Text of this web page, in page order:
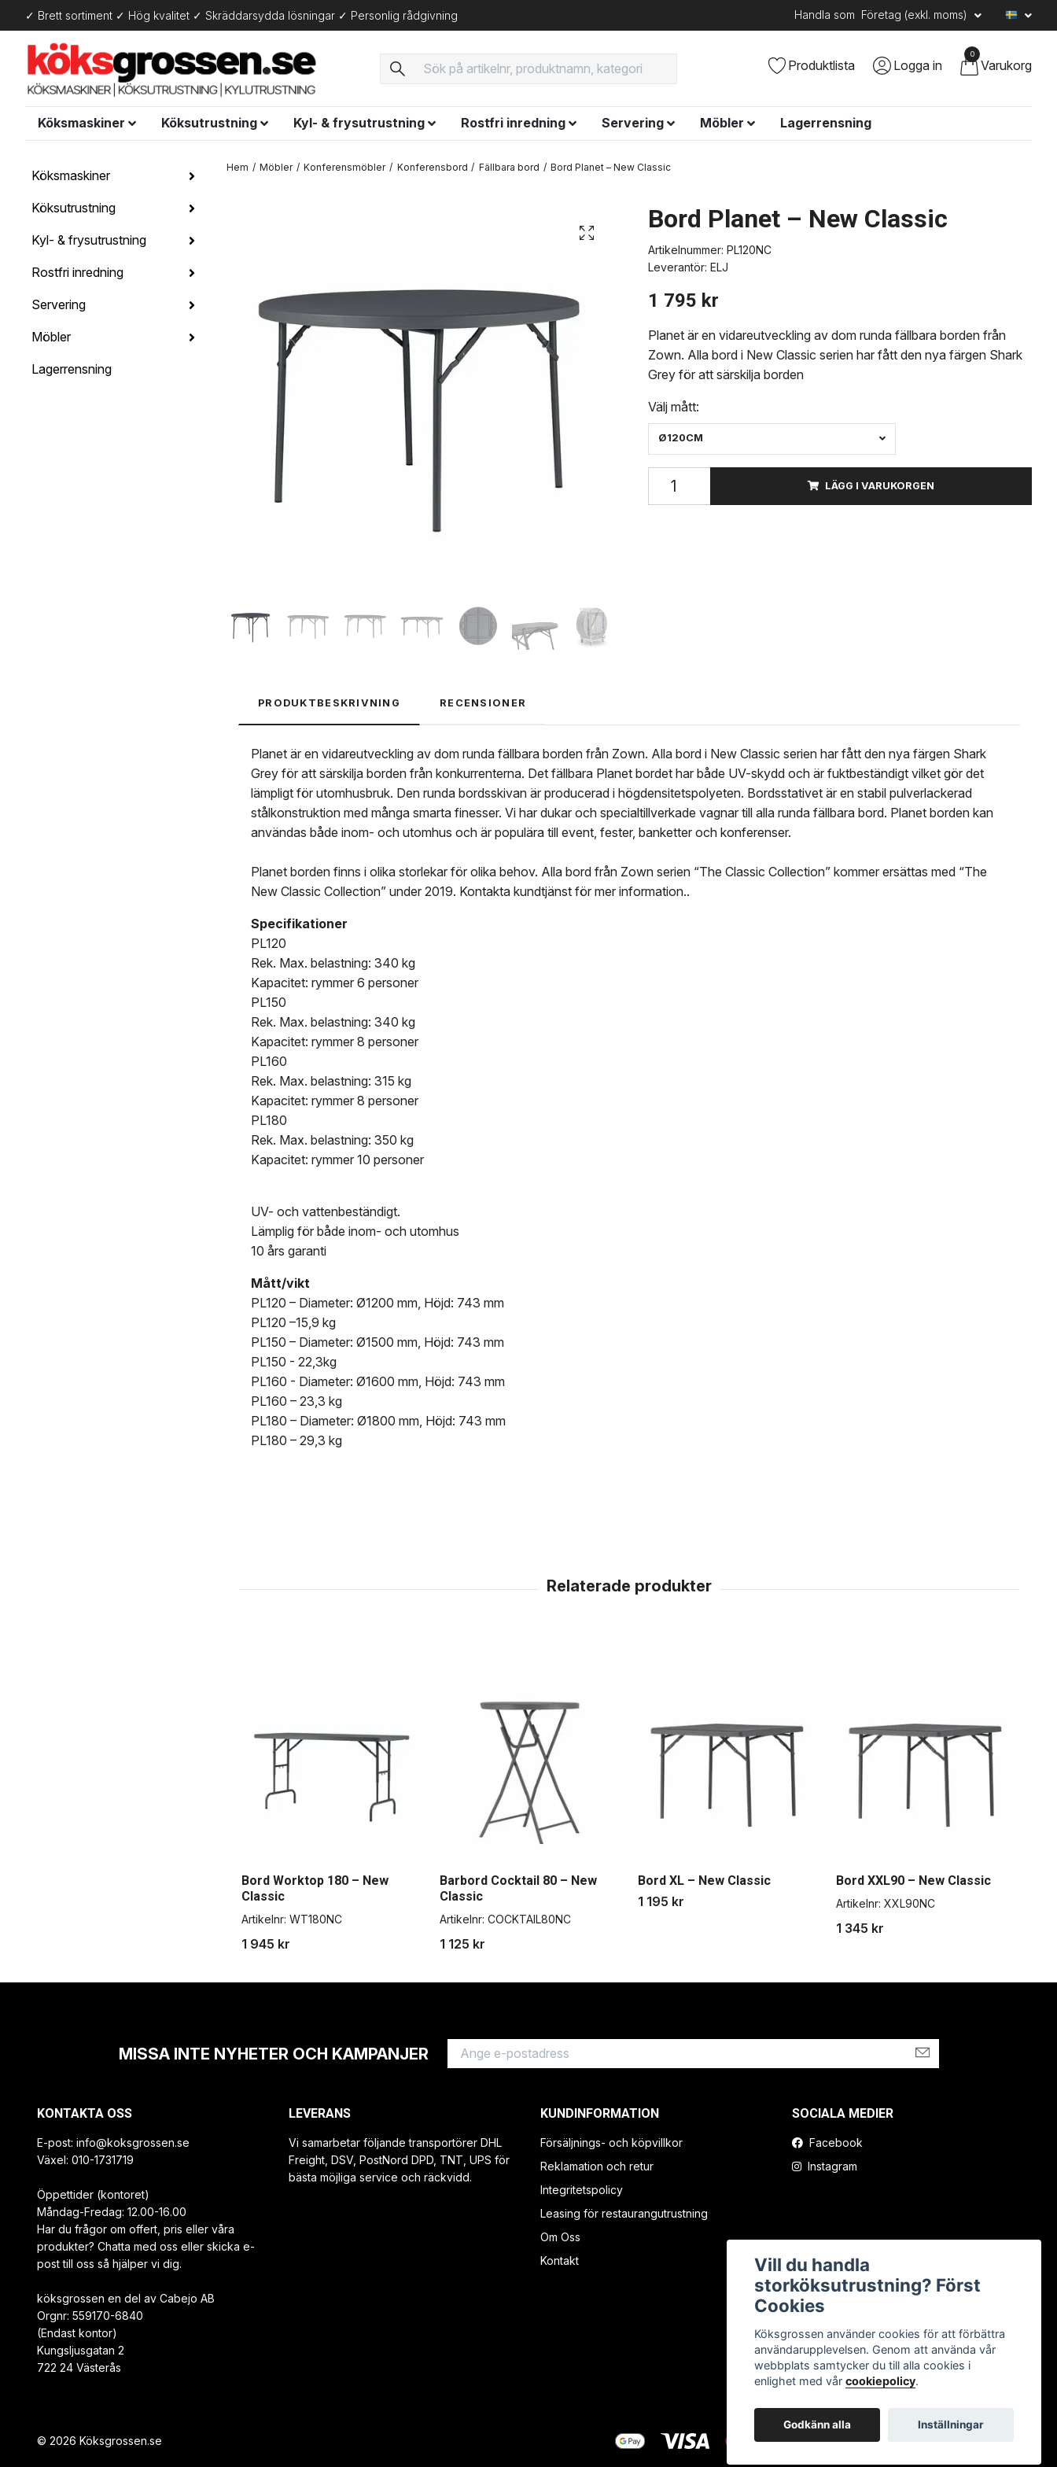
✓ Brett sortiment ✓ Hög kvalitet ✓ Skräddarsydda lösningar ✓ Personlig rådgivning Handla som Företag (exkl. moms)
Produktlista Logga in
0
Varukorg
Köksmaskiner Köksutrustning Kyl- & frysutrustning Rostfri inredning Servering Möbler Lagerrensning
Köksmaskiner
Köksutrustning
Kyl- & frysutrustning
Rostfri inredning
Servering
Möbler
Lagerrensning
Hem Möbler Konferensmöbler Konferensbord Fällbara bord Bord Planet – New Classic
Bord Planet – New Classic
Artikelnummer: PL120NC
Leverantör: ELJ
1 795 kr
Planet är en vidareutveckling av dom runda fällbara borden från
Zown. Alla bord i New Classic serien har fått den nya färgen Shark
Grey för att särskilja borden
Välj mått:
Ø120CM
LÄGG I VARUKORGEN
PRODUKTBESKRIVNING RECENSIONER
Planet är en vidareutveckling av dom runda fällbara borden från Zown. Alla bord i New Classic serien har fått den nya färgen Shark
Grey för att särskilja borden från konkurrenterna. Det fällbara Planet bordet har både UV-skydd och är fuktbeständigt vilket gör det
lämpligt för utomhusbruk. Den runda bordsskivan är producerad i högdensitetspolyeten. Bordsstativet är en stabil pulverlackerad
stålkonstruktion med många smarta finesser. Vi har dukar och specialtillverkade vagnar till alla runda fällbara bord. Planet borden kan
användas både inom- och utomhus och är populära till event, fester, banketter och konferenser.
Planet borden finns i olika storlekar för olika behov. Alla bord från Zown serien “The Classic Collection” kommer ersättas med “The
New Classic Collection” under 2019. Kontakta kundtjänst för mer information..
Specifikationer
PL120
Rek. Max. belastning: 340 kg
Kapacitet: rymmer 6 personer
PL150
Rek. Max. belastning: 340 kg
Kapacitet: rymmer 8 personer
PL160
Rek. Max. belastning: 315 kg
Kapacitet: rymmer 8 personer
PL180
Rek. Max. belastning: 350 kg
Kapacitet: rymmer 10 personer
UV- och vattenbeständigt.
Lämplig för både inom- och utomhus
10 års garanti
Mått/vikt
PL120 – Diameter: Ø1200 mm, Höjd: 743 mm
PL120 –15,9 kg
PL150 – Diameter: Ø1500 mm, Höjd: 743 mm
PL150 - 22,3kg
PL160 - Diameter: Ø1600 mm, Höjd: 743 mm
PL160 – 23,3 kg
PL180 – Diameter: Ø1800 mm, Höjd: 743 mm
PL180 – 29,3 kg
Bord Worktop 180 – New
Classic
Artikelnr: WT180NC
1 945 kr
Barbord Cocktail 80 – New
Classic
Artikelnr: COCKTAIL80NC
1 125 kr
Bord XL – New Classic
1 195 kr
Bord XXL90 – New Classic
Artikelnr: XXL90NC
1 345 kr
MISSA INTE NYHETER OCH KAMPANJER
KONTAKTA OSS
E-post: info@koksgrossen.se
Växel: 010-1731719
Öppettider (kontoret)
Måndag-Fredag: 12.00-16.00
Har du frågor om offert, pris eller våra
produkter? Chatta med oss eller skicka e-
post till oss så hjälper vi dig.
köksgrossen en del av Cabejo AB
Orgnr: 559170-6840
(Endast kontor)
Kungsljusgatan 2
722 24 Västerås
LEVERANS
Vi samarbetar följande transportörer DHL
Freight, DSV, PostNord DPD, TNT, UPS för
bästa möjliga service och räckvidd.
KUNDINFORMATION
Försäljnings- och köpvillkor
Reklamation och retur
Integritetspolicy
Leasing för restaurangutrustning
Om Oss
Kontakt
SOCIALA MEDIER
Facebook
Instagram
© 2026 Köksgrossen.se
Vill du handla
storköksutrustning? Först
Cookies
Köksgrossen använder cookies för att förbättra
användarupplevelsen. Genom att använda vår
webbplats samtycker du till alla cookies i
enlighet med vårcookiepolicy.
Godkänn alla Inställningar